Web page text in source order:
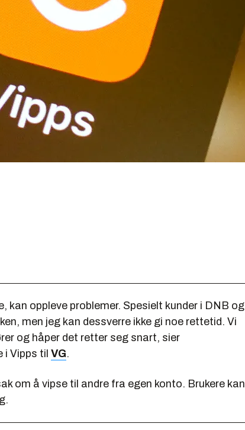
kan oppleve problemer. Spesielt kunder i DNB og
men jeg kan dessverre ikke gi noe rettetid. Vi
og håper det retter seg snart, sier
Vipps til VG.
om å vipse til andre fra egen konto. Brukere kan